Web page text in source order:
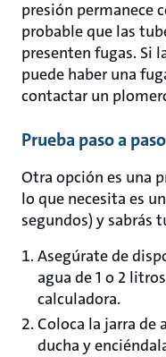
presión permanece
probable que las
presenten fugas. Si
puede haber una
contactar un
Prueba paso a
Otra opción es una
lo que necesita es
segundos) y sabrás
Asegúrate de
agua de 1 o 2
calculadora.
Coloca la jarra de
ducha y